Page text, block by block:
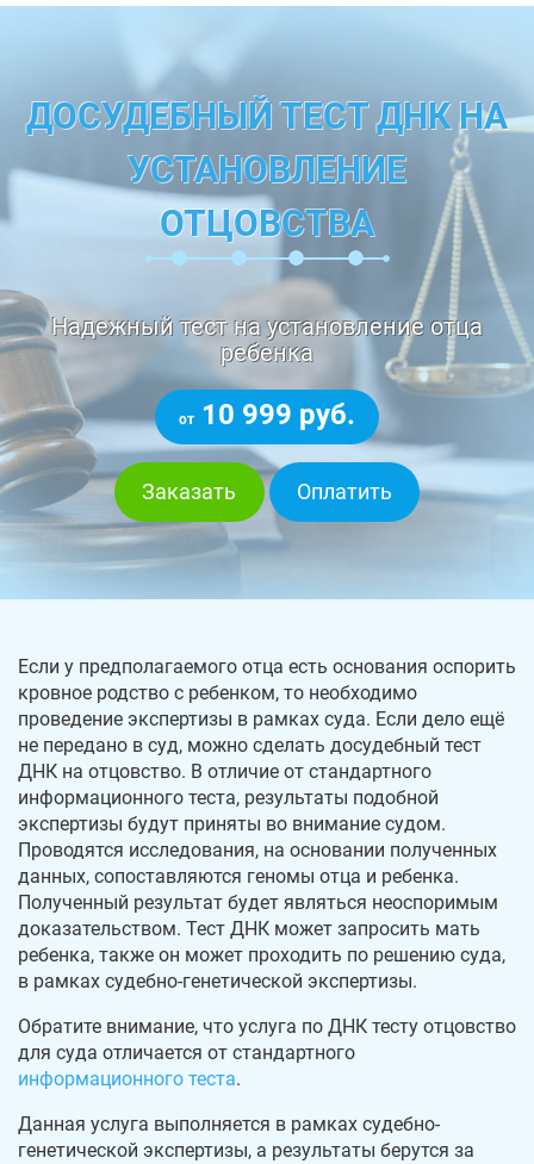
ДОСУДЕБНЫЙ ТЕСТ ДНК НА
УСТАНОВЛЕНИЕ
ОТЦОВСТВА
Надежный тест на установление отца
ребенка
от 10 999 руб.
Заказать Оплатить
Если у предполагаемого отца есть основания оспорить
кровное родство с ребенком, то необходимо
проведение экспертизы в рамках суда. Если дело ещё
не передано в суд, можно сделать досудебный тест
ДНК на отцовство. В отличие от стандартного
информационного теста, результаты подобной
экспертизы будут приняты во внимание судом.
Проводятся исследования, на основании полученных
данных, сопоставляются геномы отца и ребенка.
Полученный результат будет являться неоспоримым
доказательством. Тест ДНК может запросить мать
ребенка, также он может проходить по решению суда,
в рамках судебно-генетической экспертизы.
Обратите внимание, что услуга по ДНК тесту отцовство
для суда отличается от стандартного
информационного теста.
Данная услуга выполняется в рамках судебно-
генетической экспертизы, а результаты берутся за